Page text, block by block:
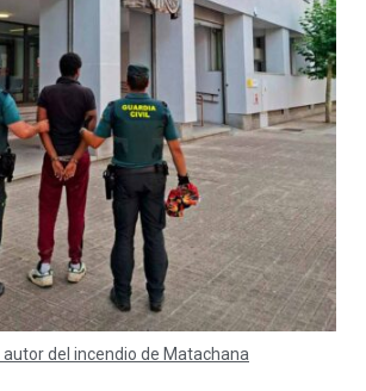
del incendio de Matachana